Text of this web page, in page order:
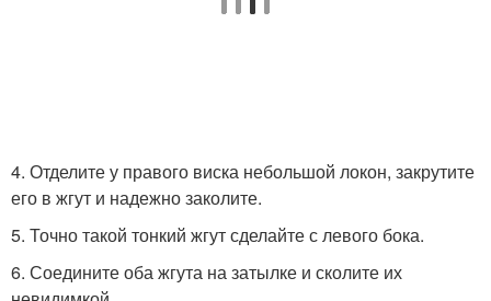
4. Отделите у правого виска небольшой локон, закрутите
его в жгут и надежно заколите.
5. Точно такой тонкий жгут сделайте с левого бока.
6. Соедините оба жгута на затылке и сколите их